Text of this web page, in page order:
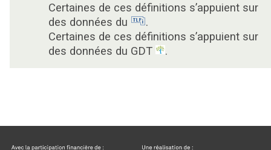
Certaines de ces définitions s’appuient sur
des données du
.
Certaines de ces définitions s’appuient sur
des données du GDT
.